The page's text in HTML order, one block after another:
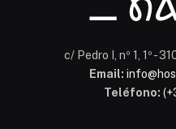
c/ Pedro I, nº 1, 1º -
Email:
Teléfono: